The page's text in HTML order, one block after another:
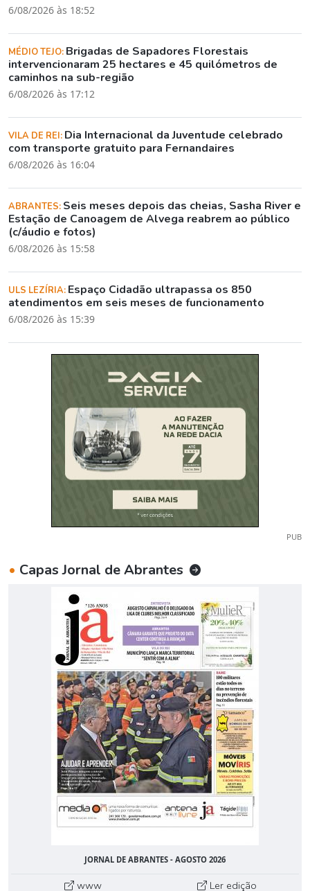
6/08/2026 às 18:52
MÉDIO TEJO: Brigadas de Sapadores Florestais
intervencionaram 25 hectares e 45 quilómetros de
caminhos na sub-região
6/08/2026 às 17:12
VILA DE REI: Dia Internacional da Juventude celebrado
com transporte gratuito para Fernandaires
6/08/2026 às 16:04
ABRANTES: Seis meses depois das cheias, Sasha River e
Estação de Canoagem de Alvega reabrem ao público
(c/áudio e fotos)
6/08/2026 às 15:58
ULS LEZÍRIA: Espaço Cidadão ultrapassa os 850
atendimentos em seis meses de funcionamento
6/08/2026 às 15:39
PUB
• Capas Jornal de Abrantes
JORNAL DE ABRANTES - AGOSTO 2026
www Ler edição